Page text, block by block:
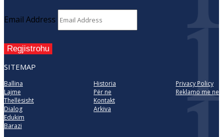
Email Address
Regjistrohu
SITEMAP
Ballina
Lajme
Thellësisht
Dialog
Edukim
Barazi
Historia
Për ne
Kontakt
Arkiva
Privacy Policy
Reklamo me ne